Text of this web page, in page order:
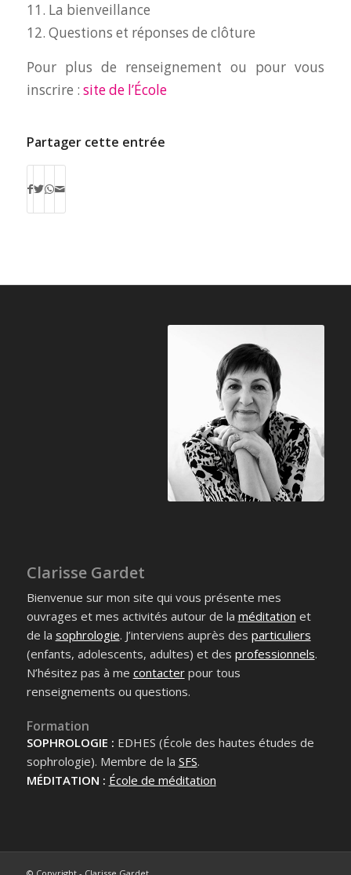
11. La bienveillance
12. Questions et réponses de clôture
Pour plus de renseignement ou pour vous
inscrire : site de l’École
Partager cette entrée
Clarisse Gardet
Bienvenue sur mon site qui vous présente mes
ouvrages et mes activités autour de la méditation et
de la sophrologie. J’interviens auprès des particuliers
(enfants, adolescents, adultes) et des professionnels.
N’hésitez pas à me contacterpour tous
renseignements ou questions.
Formation
SOPHROLOGIE : EDHES (École des hautes études de
sophrologie). Membre de la SFS.
MÉDITATION : École de méditation